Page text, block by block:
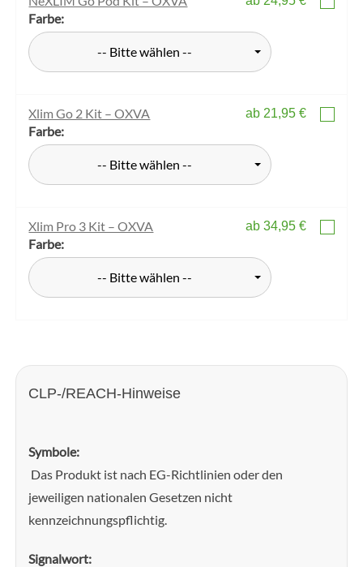
Farbe:
-- Bitte wählen --
Xlim Go 2 Kit – OXVA ab 21,95 €
Farbe:
-- Bitte wählen --
Xlim Pro 3 Kit – OXVA ab 34,95 €
Farbe:
-- Bitte wählen --
CLP-/REACH-Hinweise
Symbole:
Das Produkt ist nach EG-Richtlinien oder den
jeweiligen nationalen Gesetzen nicht
kennzeichnungspflichtig.
Signalwort: